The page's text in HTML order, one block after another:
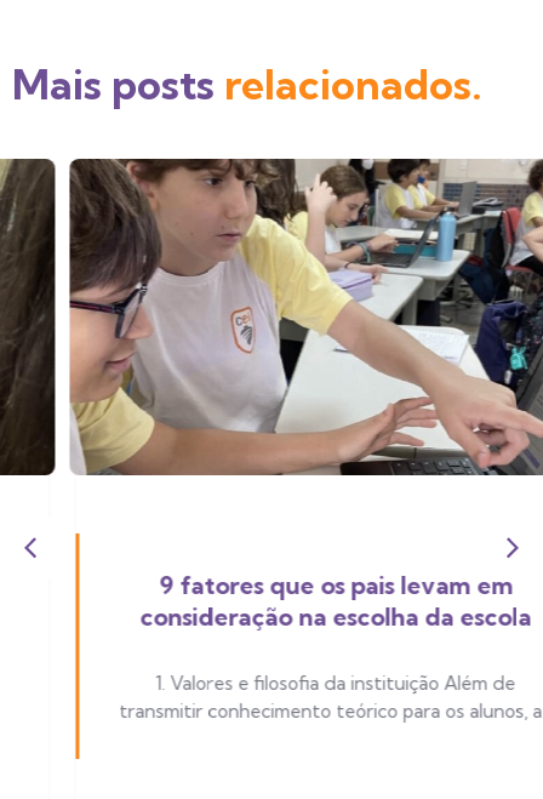
Mais posts relacionados.
9 fatores que os pais levam em
consideração na escolha da escola
1. Valores e filosofia da instituição Além de
transmitir conhecimento teórico para os alunos, a...